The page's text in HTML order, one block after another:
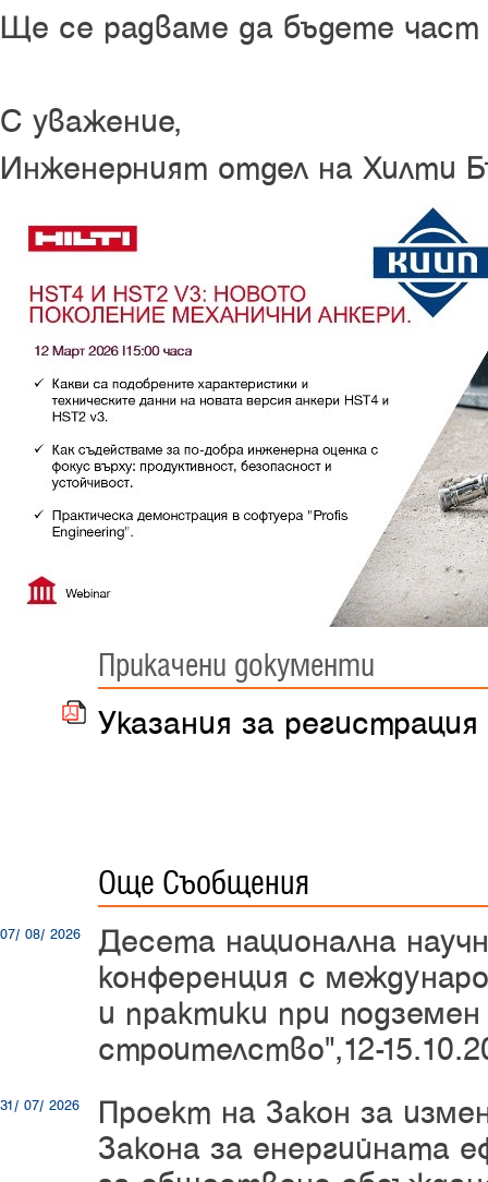
Ще се радваме да бъдете
С уважение,
Инженерният отдел на Хилти
Прикачени документи
Указания за
Още Съобщения
07/ 08/ 2026
Десета национална
конференция с
и практики при
строителство",12-
31/ 07/ 2026
Проект на Закон за
Закона за енергийната